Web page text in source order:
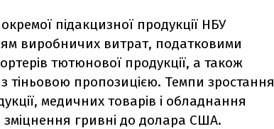
підакцизної продукції НБУ
виробничих витрат, податковими
тютюнової продукції, а також
тіньовою пропозицією. Темпи зростання
медичних товарів і обладнання
гривні до долара США.